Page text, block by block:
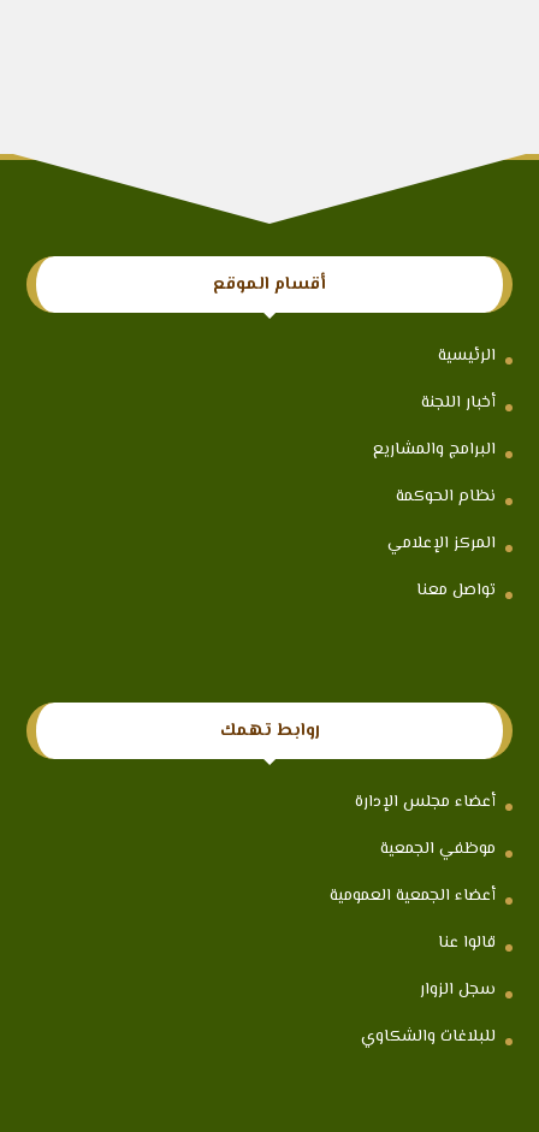
أقسام الموقع
الرئيسية
أخبار اللجنة
البرامج والمشاريع
نظام الحوكمة
المركز الإعلامي
تواصل معنا
روابط تهمك
أعضاء مجلس الإدارة
موظفي الجمعية
أعضاء الجمعية العمومية
قالوا عنا
سجل الزوار
للبلاغات والشكاوي